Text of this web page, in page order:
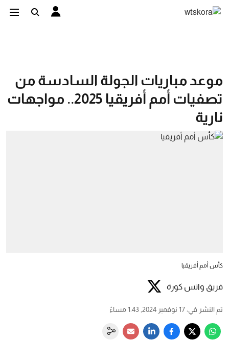
موعد مباريات الجولة السادسة من
تصفيات أمم أفريقيا 2025.. مواجهات
نارية
كأس أمم أفريقيا
فريق واتس كورة
تم النشر في: 17 نوفمبر 2024, 1:43 مساءً